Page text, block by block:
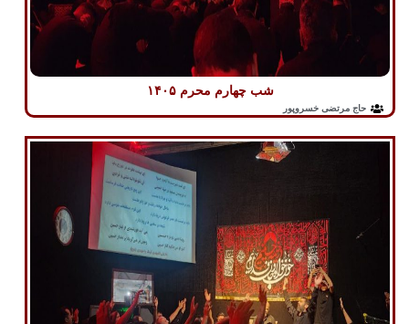
شب چهارم محرم ۱۴۰۵
حاج مرتضی خسروپور